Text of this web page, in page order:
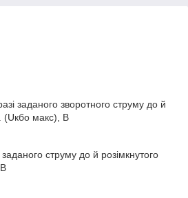
заданого зворотного струму до й
(Uкбо макс), В
струму до й розімкнутого